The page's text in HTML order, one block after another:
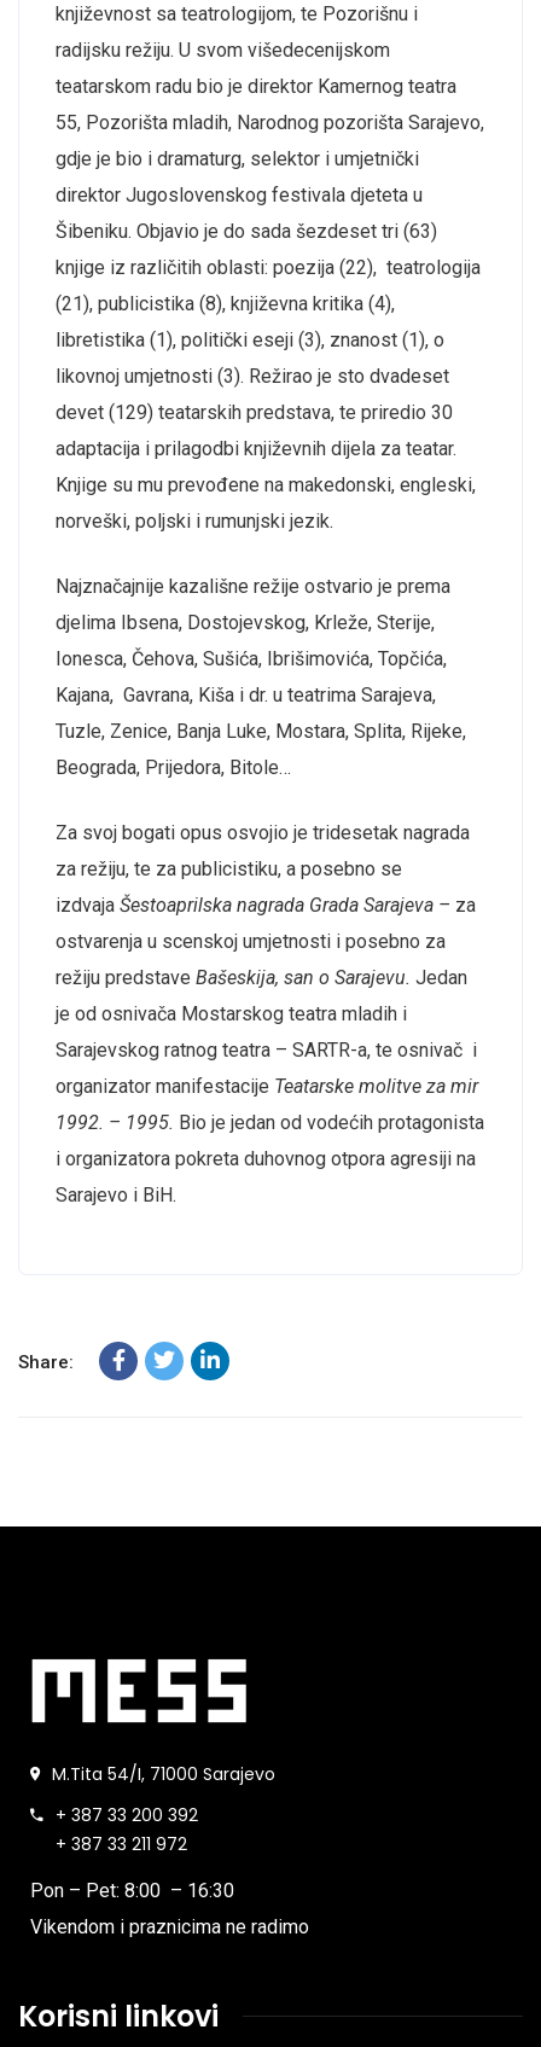
književnost sa teatrologijom, te Pozorišnu i
radijsku režiju. U svom višedecenijskom
teatarskom radu bio je direktor Kamernog teatra
55, Pozorišta mladih, Narodnog pozorišta Sarajevo,
gdje je bio i dramaturg, selektor i umjetnički
direktor Jugoslovenskog festivala djeteta u
Šibeniku. Objavio je do sada šezdeset tri (63)
knjige iz različitih oblasti: poezija (22), teatrologija
(21), publicistika (8), književna kritika (4),
libretistika (1), politički eseji (3), znanost (1), o
likovnoj umjetnosti (3). Režirao je sto dvadeset
devet (129) teatarskih predstava, te priredio 30
adaptacija i prilagodbi književnih dijela za teatar.
Knjige su mu prevođene na makedonski, engleski,
norveški, poljski i rumunjski jezik.
Najznačajnije kazališne režije ostvario je prema
djelima Ibsena, Dostojevskog, Krleže, Sterije,
Ionesca, Čehova, Sušića, Ibrišimovića, Topčića,
Kajana, Gavrana, Kiša i dr. u teatrima Sarajeva,
Tuzle, Zenice, Banja Luke, Mostara, Splita, Rijeke,
Beograda, Prijedora, Bitole…
Za svoj bogati opus osvojio je tridesetak nagrada
za režiju, te za publicistiku, a posebno se
izdvaja Šestoaprilska nagrada Grada Sarajeva – za
ostvarenja u scenskoj umjetnosti i posebno za
režiju predstave Bašeskija, san o Sarajevu. Jedan
je od osnivača Mostarskog teatra mladih i
Sarajevskog ratnog teatra – SARTR-a, te osnivač i
organizator manifestacije Teatarske molitve za mir
1992. – 1995. Bio je jedan od vodećih protagonista
i organizatora pokreta duhovnog otpora agresiji na
Sarajevo i BiH.
Share:
M.Tita 54/I, 71000 Sarajevo
+ 387 33 200 392
+ 387 33 211 972
Pon – Pet: 8:00 – 16:30
Vikendom i praznicima ne radimo
Korisni linkovi